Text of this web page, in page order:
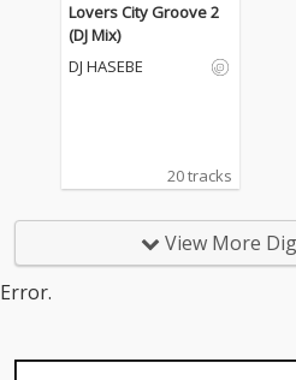
Lovers City Groove 2
(DJ Mix)
DJ HASEBE
20 tracks
View More
Error.